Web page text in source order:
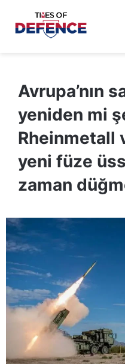
Avrupa’nın
yeniden mi
Rheinmetall
yeni füze
zaman